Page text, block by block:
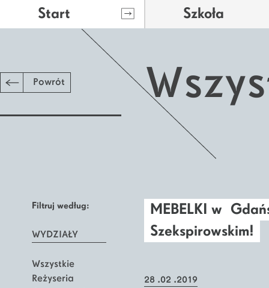
Start Szkoła
Powrót
Filtruj według:
WYDZIAŁY
Wszystkie
Reżyseria
MEBELKI w
Szekspirowskim!
28 .02 .2019